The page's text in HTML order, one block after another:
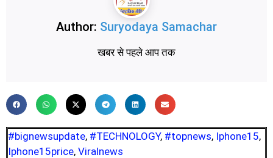
Author: Suryodaya Samachar
खबर से पहले आप तक
#bignewsupdate, #TECHNOLOGY, #topnews, Iphone15,
Iphone15price, Viralnews